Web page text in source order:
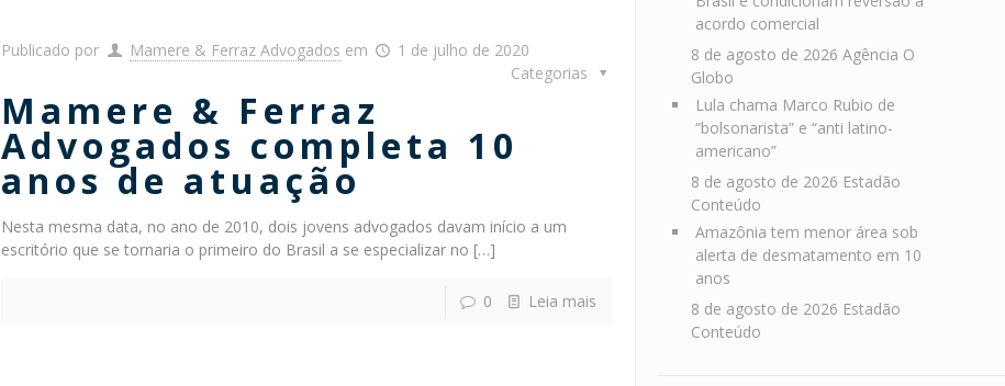
Publicado por Mamere & Ferraz Advogados em
1 de julho de 2020
Categorias
Mamere & Ferraz
Advogados completa 10
anos de atuação
Nesta mesma data, no ano de 2010, dois jovens advogados davam início a um
escritório que se tornaria o primeiro do Brasil a se especializar no […]
0 Leia mais
acordo comercial
8 de agosto de 2026 Agência O
Globo
Lula chama Marco Rubio de
“bolsonarista” e “anti latino-
americano”
8 de agosto de 2026 Estadão
Conteúdo
Amazônia tem menor área sob
alerta de desmatamento em 10
anos
8 de agosto de 2026 Estadão
Conteúdo